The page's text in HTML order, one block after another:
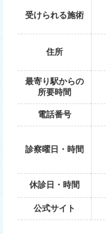
受けられる施術
住所
最寄り駅からの
所要時間
電話番号
診察曜日・時間
休診日・時間
公式サイト